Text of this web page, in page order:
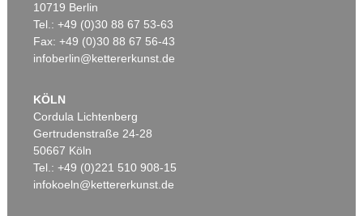
10719 Berlin
Tel.: +49 (0)30 88 67 53-63
Fax: +49 (0)30 88 67 56-43
infoberlin@kettererkunst.de
KÖLN
Cordula Lichtenberg
Gertrudenstraße 24-28
50667 Köln
Tel.: +49 (0)221 510 908-15
infokoeln@kettererkunst.de